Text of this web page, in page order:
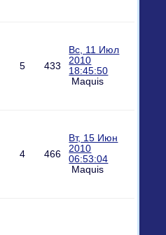
5 433
Вс, 11 Июл
2010
18:45:50
Maquis
4 466
Вт, 15 Июн
2010
06:53:04
Maquis